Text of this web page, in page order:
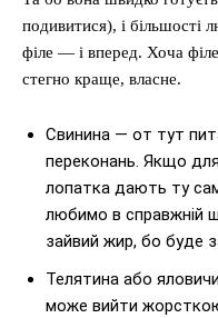
подивитися), і більшості
філе — і вперед. Хоча
стегно краще, власне.
Свинина — от тут
переконань. Якщо
лопатка дають ту
любимо в справжній
зайвий жир, бо буде
Телятина або
може вийти